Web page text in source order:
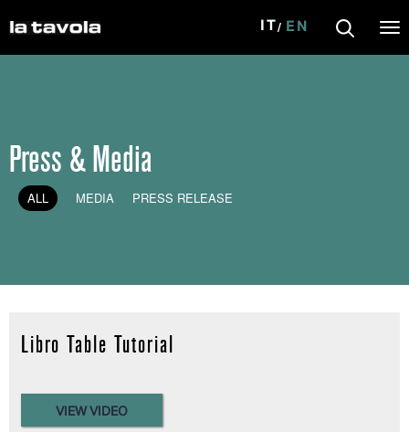
IT EN
Press & Media
ALL MEDIA PRESS RELEASE
Libro Table Tutorial
VIEW VIDEO